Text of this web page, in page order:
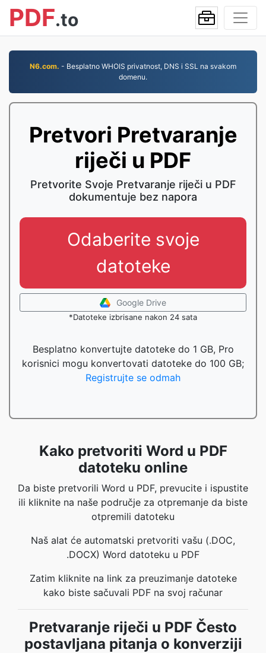
PDF.to
N6.com. - Besplatno WHOIS privatnost, DNS i SSL na svakom
domenu.
Pretvori Pretvaranje
riječi u PDF
Pretvorite Svoje Pretvaranje riječi u PDF
dokumentuje bez napora
Odaberite svoje
datoteke
Google Drive
*Datoteke izbrisane nakon 24 sata
Besplatno konvertujte datoteke do 1 GB, Pro
korisnici mogu konvertovati datoteke do 100 GB;
Registrujte se odmah
Kako pretvoriti Word u PDF
datoteku online
Da biste pretvorili Word u PDF, prevucite i ispustite
ili kliknite na naše područje za otpremanje da biste
otpremili datoteku
Naš alat će automatski pretvoriti vašu (.DOC,
.DOCX) Word datoteku u PDF
Zatim kliknite na link za preuzimanje datoteke
kako biste sačuvali PDF na svoj računar
Pretvaranje riječi u PDF Često
postavljana pitanja o konverziji